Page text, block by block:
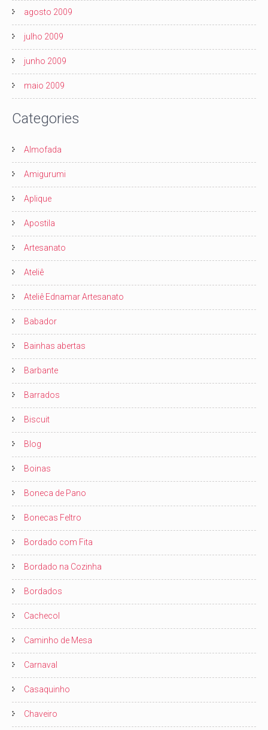
agosto 2009
julho 2009
junho 2009
maio 2009
Categories
Almofada
Amigurumi
Aplique
Apostila
Artesanato
Ateliê
Ateliê Ednamar Artesanato
Babador
Bainhas abertas
Barbante
Barrados
Biscuit
Blog
Boinas
Boneca de Pano
Bonecas Feltro
Bordado com Fita
Bordado na Cozinha
Bordados
Cachecol
Caminho de Mesa
Carnaval
Casaquinho
Chaveiro